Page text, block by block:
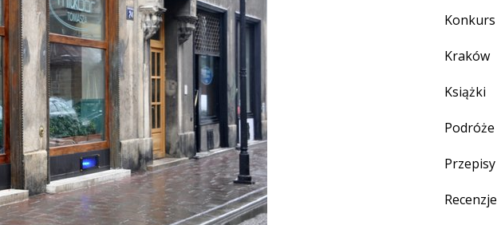
Konkurs
Kraków
Książki
Podróże
Przepisy
Recenzje